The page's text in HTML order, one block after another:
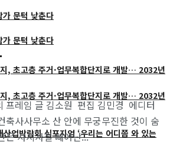
문턱 낮춘다
, 초고층 주거·업무복합단지로 개발… 2032년
문턱 낮춘다
, 초고층 주거·업무복합단지로 개발… 2032년
업박람회 심포지엄 ‘우리는 어디쯤 와 있는
프레임 글 김소원 편집 김민경 에디터
사사무소 산 안에 무궁무진한 것이 숨
은 사시사철 빼어난...